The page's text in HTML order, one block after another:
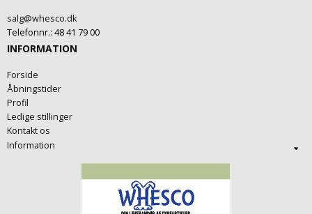
salg@whesco.dk
Telefonnr.: 48 41 79 00
INFORMATION
Forside
Åbningstider
Profil
Ledige stillinger
Kontakt os
Information